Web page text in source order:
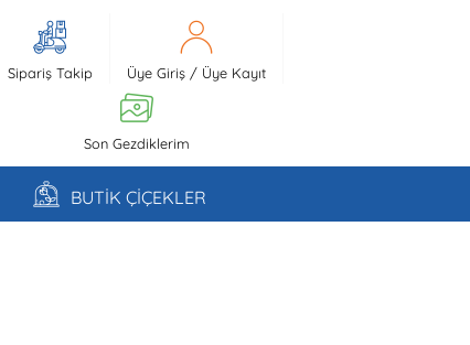
Sipariş Takip Üye Giriş/ Üye Kayıt
Son Gezdiklerim
BUTİK ÇİÇEKLER